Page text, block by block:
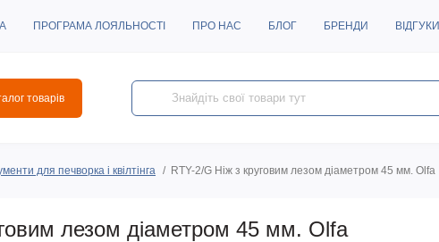
ПРОГРАМА ЛОЯЛЬНОСТІ ПРО НАС БЛОГ БРЕНДИ ВІДГУКИ
товарів
для печворка і квілтінга RTY-2/G Ніж з круговим лезом діаметром 45 мм. Olfa
лезом діаметром 45 мм. Olfa